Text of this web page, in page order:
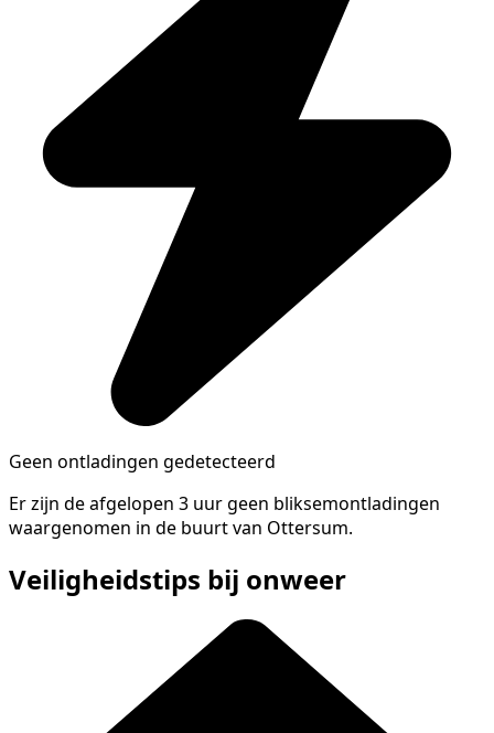
Geen ontladingen gedetecteerd
Er zijn de afgelopen 3 uur geen bliksemontladingen
waargenomen in de buurt van Ottersum.
Veiligheidstips bij onweer